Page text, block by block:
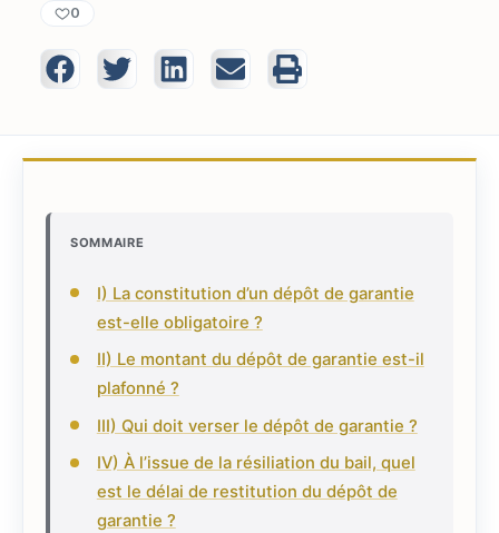
0
SOMMAIRE
I) La constitution d’un dépôt de garantie
est-elle obligatoire ?
II) Le montant du dépôt de garantie est-il
plafonné ?
III) Qui doit verser le dépôt de garantie ?
IV) À l’issue de la résiliation du bail, quel
est le délai de restitution du dépôt de
garantie ?